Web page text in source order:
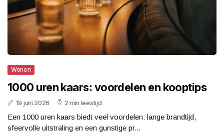
Wonen
1000 uren kaars: voordelen en kooptips
19 juni 2026 2 min leestijd
Een 1000 uren kaars biedt veel voordelen: lange brandtijd,
sfeervolle uitstraling en een gunstige pr...